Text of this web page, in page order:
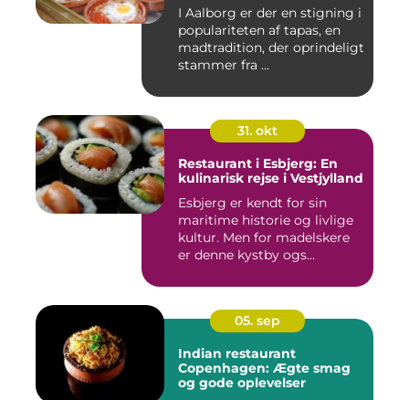
I Aalborg er der en stigning i
populariteten af tapas, en
madtradition, der oprindeligt
stammer fra ...
31. okt
Restaurant i Esbjerg: En
kulinarisk rejse i Vestjylland
Esbjerg er kendt for sin
maritime historie og livlige
kultur. Men for madelskere
er denne kystby ogs...
05. sep
Indian restaurant
Copenhagen: Ægte smag
og gode oplevelser